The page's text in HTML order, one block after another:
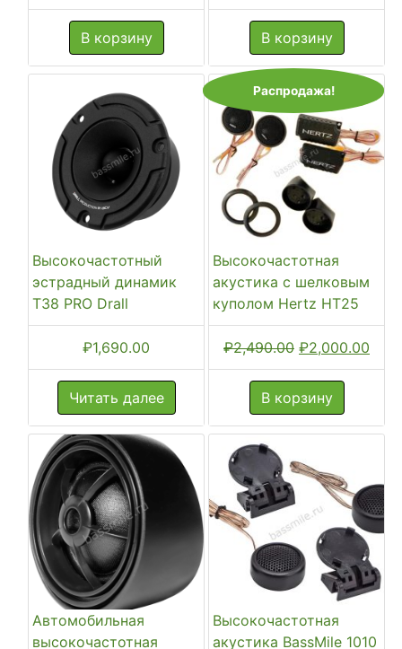
В корзину В корзину
Высокочастотный
эстрадный динамик
T38 PRO Drall
₽1,690.00
Читать далее
Распродажа!
Высокочастотная
акустика с шелковым
куполом Hertz HT25
₽2,490.00
цена
составляла
₽2,490.00.
₽2,000.00
В корзину
Автомобильная
высокочастотная
Высокочастотная
акустика BassMile 1010